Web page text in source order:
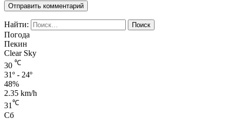
Найти:
Погода
Пекин
Clear Sky
30 ℃
31º - 24º
48%
2.35 km/h
31℃
Сб